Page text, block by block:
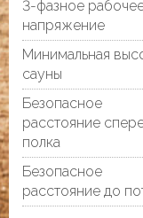
3-фазное
напряжение
Минимальная
сауны
Безопасное
расстояние
полка
Безопасное
расстояние до